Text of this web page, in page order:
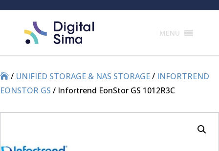
MENU
//
UNIFIED STORAGE & NAS STORAGE/ INFORTREND
EONSTOR GS / Infortrend EonStor GS 1012R3C